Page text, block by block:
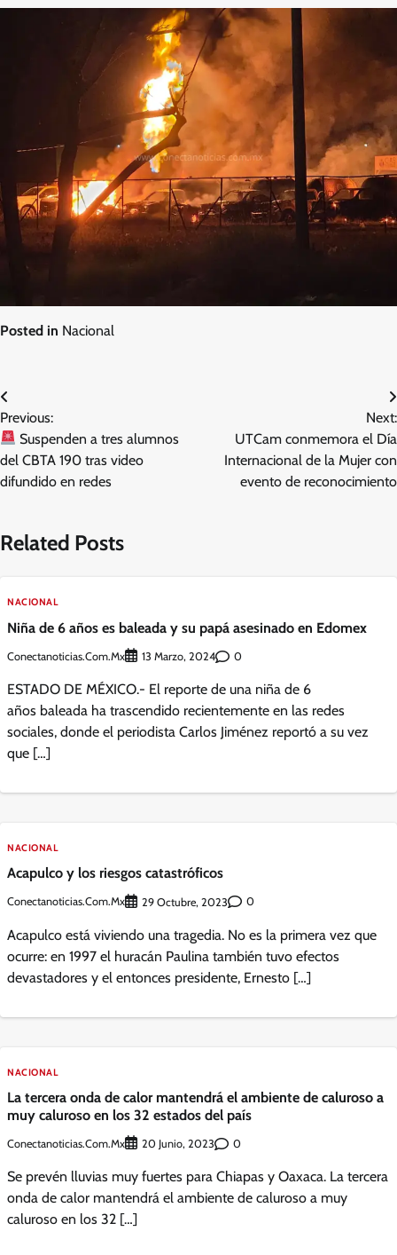
Posted in Nacional
Navegación
de
entradas
Previous:
Suspenden a tres alumnos
del CBTA 190 tras video
difundido en redes
Next:
UTCam conmemora el Día
Internacional de la Mujer con
evento de reconocimiento
Related Posts
NACIONAL
Niña de 6 años es baleada y su papá asesinado en Edomex
Conectanoticias.com.mx 13 Marzo, 2024 0
ESTADO DE MÉXICO.- El reporte de una niña de 6
años baleada ha trascendido recientemente en las redes
sociales, donde el periodista Carlos Jiménez reportó a su vez
que […]
NACIONAL
Acapulco y los riesgos catastróficos
Conectanoticias.com.mx 29 Octubre, 2023 0
Acapulco está viviendo una tragedia. No es la primera vez que
ocurre: en 1997 el huracán Paulina también tuvo efectos
devastadores y el entonces presidente, Ernesto […]
NACIONAL
La tercera onda de calor mantendrá el ambiente de caluroso a
muy caluroso en los 32 estados del país
Conectanoticias.com.mx 20 Junio, 2023 0
Se prevén lluvias muy fuertes para Chiapas y Oaxaca. La tercera
onda de calor mantendrá el ambiente de caluroso a muy
caluroso en los 32 […]